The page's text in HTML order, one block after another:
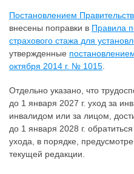
Постановлением
внесены поправки в Правила
страхового стажа для
утвержденные
октября 2014 г. № 1015
Отдельно указано, что
до 1 января 2027 г. уход за
инвалидом или за лицом,
до 1 января 2028 г.
ухода, в порядке,
текущей редакции.